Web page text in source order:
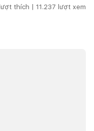
lượt thích | 11.237 lượt xem